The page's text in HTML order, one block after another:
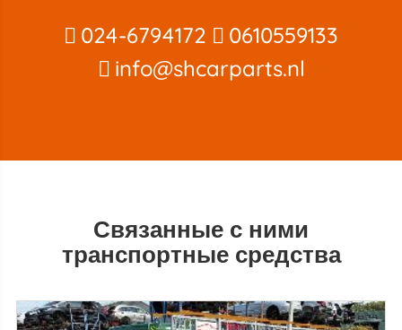
024-6794172
0610559133
info@shcarparts.nl
Связанные с ними
транспортные средства